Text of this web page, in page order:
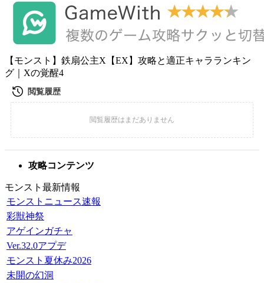
【モンスト】鉄扇公主X【EX】攻略と適正キャラランキン
グ｜Xの覚醒4
攻略コンテンツ
モンスト最新情報
モンストニュース速報
彩獣神祭
アゲインガチャ
Ver.32.0アプデ
モンスト夏休み2026
未開の幻洞